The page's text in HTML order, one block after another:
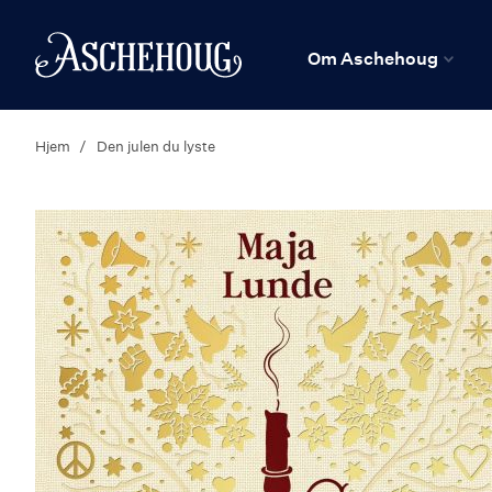
Hjem
Om Aschehoug
Hjem Den julen du lyste